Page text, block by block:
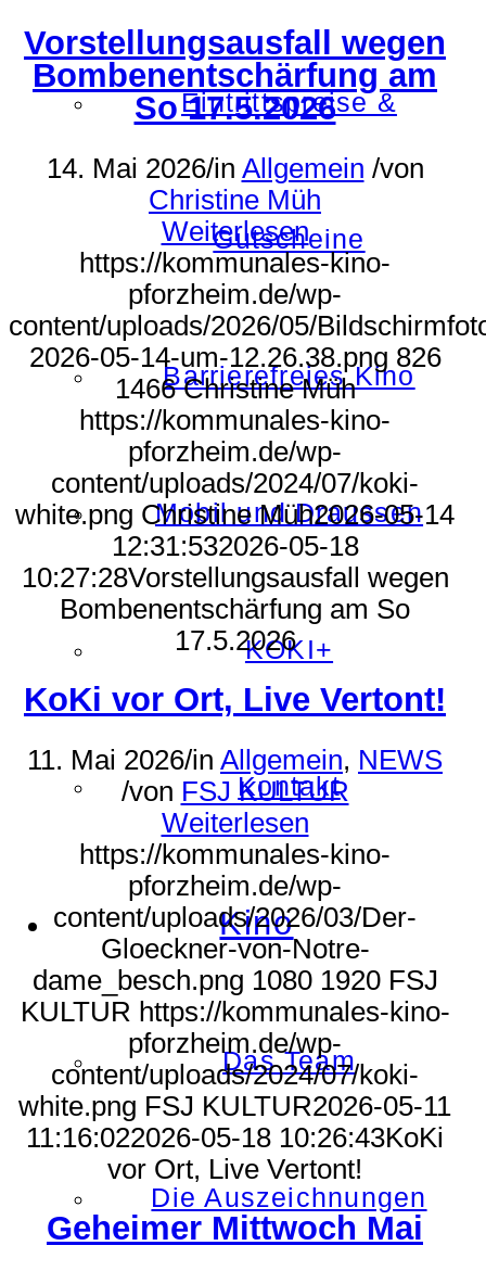
Eintrittspreise &
Gutscheine
Barrierefreies Kino
Mobil und Draussen
KOKI+
Kontakt
Kino
Das Team
Die Auszeichnungen
Vorstellungsausfall wegen
Bombenentschärfung am
So 17.5.2026
14. Mai 2026/in Allgemein /von
Christine Müh
Weiterlesen
https://kommunales-kino-
pforzheim.de/wp-
content/uploads/2026/05/
2026-05-14-um-12.26.38.png 826
1466 Christine Müh
https://kommunales-kino-
pforzheim.de/wp-
content/uploads/2024/07/koki-
white.png Christine Müh2026-05-14
12:31:532026-05-18
10:27:28Vorstellungsausfall wegen
Bombenentschärfung am So
17.5.2026
KoKi vor Ort, Live Vertont!
11. Mai 2026/in Allgemein, NEWS
/von FSJ KULTUR
Weiterlesen
https://kommunales-kino-
pforzheim.de/wp-
content/uploads/2026/03/Der-
Gloeckner-von-Notre-
dame_besch.png 1080 1920 FSJ
KULTUR https://kommunales-kino-
pforzheim.de/wp-
content/uploads/2024/07/koki-
white.png FSJ KULTUR2026-05-11
11:16:022026-05-18 10:26:43KoKi
vor Ort, Live Vertont!
Geheimer Mittwoch Mai